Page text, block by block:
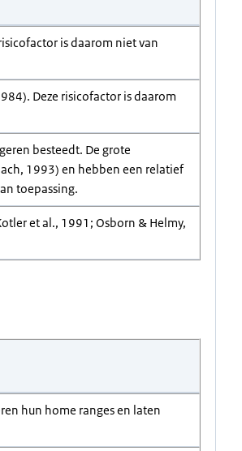
is daarom niet van
Deze risicofactor is daarom
besteedt. De grote
1993) en hebben een relatief
toepassing.
et al., 1991; Osborn & Helmy,
hun home ranges en laten